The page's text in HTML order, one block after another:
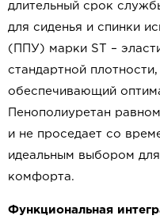
длительный срок
для сиденья и спинки
(ППУ) марки ST –
стандартной
обеспечивающий
Пенополиуретан
и не проседает со
идеальным выбором
комфорта.
Функциональная